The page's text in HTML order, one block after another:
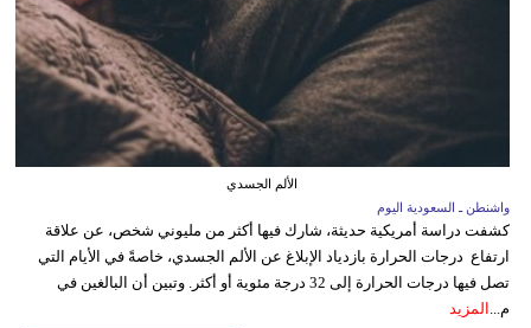
الألم الجسدي
واشنطن ـ السعودية اليوم
كشفت دراسة أمريكية حديثة، شارك فيها أكثر من مليوني شخص، عن علاقة
ارتفاع درجات الحرارة بازدياد الإبلاغ عن الألم الجسدي، خاصةً في الأيام التي
تصل فيها درجات الحرارة إلى 32 درجة مئوية أو أكثر. وتبين أن البالغين في
م... المزيد